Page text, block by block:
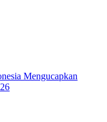
Mengucapkan